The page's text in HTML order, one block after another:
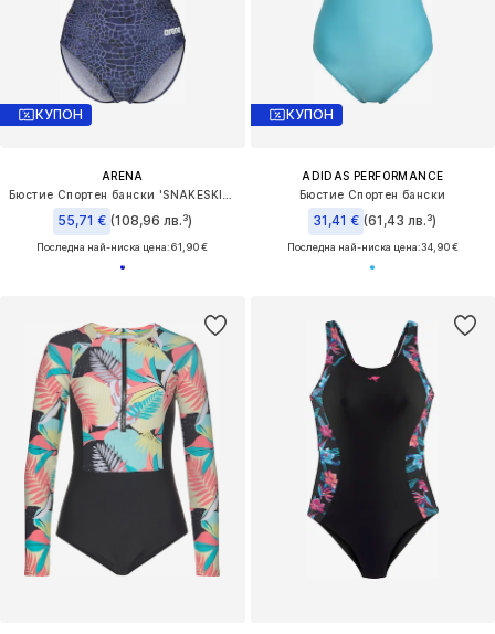
КУПОН
ARENA
55,71 € (108,96 лв.³)
Последна най-ниска цена:61,90 €
КУПОН
ADIDAS PERFORMANCE
Бюстие Спортен бански
31,41 € (61,43 лв.³)
Последна най-ниска цена:34,90 €